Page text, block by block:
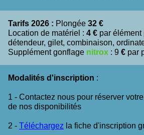
Tarifs 2026 : Plongée 32 €
Location de matériel : 4 € par élément
détendeur, gilet, combinaison,
Supplément gonflage nitrox : 9 € par
Modalités d'inscription :
1 - Contactez nous pour réserver
de nos disponibilités
2 - Téléchargez la fiche d'inscription